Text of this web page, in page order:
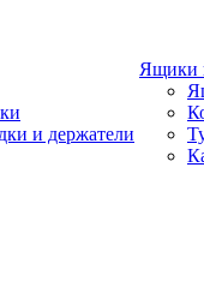
и держатели
Ящики